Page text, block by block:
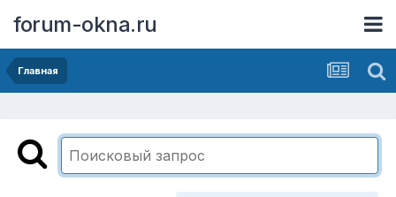
forum-okna.ru
Главная